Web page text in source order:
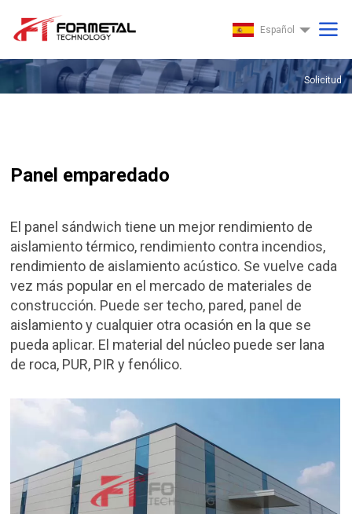
Español
Solicitud
Panel emparedado
El panel sándwich tiene un mejor rendimiento de
aislamiento térmico, rendimiento contra incendios,
rendimiento de aislamiento acústico. Se vuelve cada
vez más popular en el mercado de materiales de
construcción. Puede ser techo, pared, panel de
aislamiento y cualquier otra ocasión en la que se
pueda aplicar. El material del núcleo puede ser lana
de roca, PUR, PIR y fenólico.